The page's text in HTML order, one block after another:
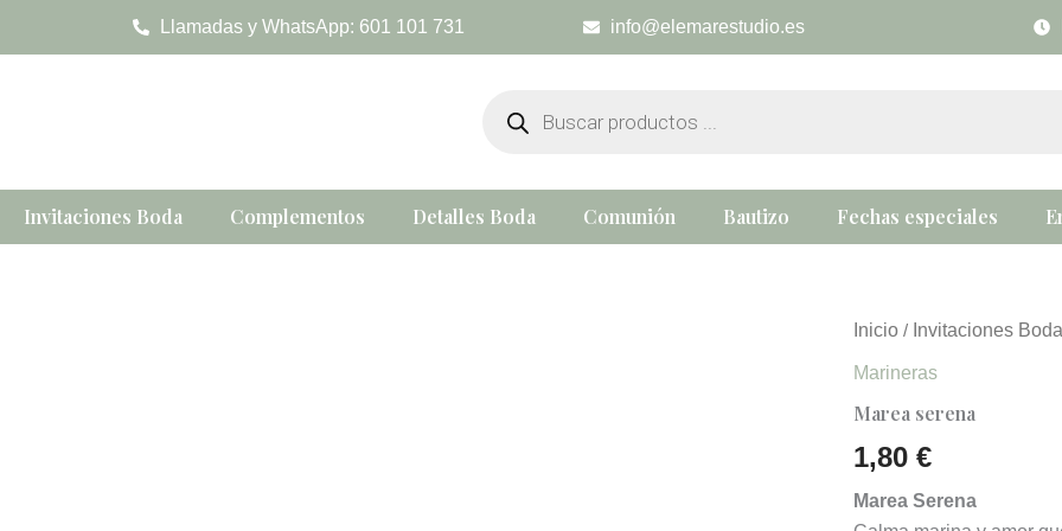
Llamadas y WhatsApp: 601 101 731 info@elemarestudio.es
productos
Invitaciones Boda Complementos Detalles Boda Comunión Bautizo Fechas especiales
Inicio / Invitaciones Boda
Marineras
Marea serena
1,80 €
Marea Serena
Marea
cantidad